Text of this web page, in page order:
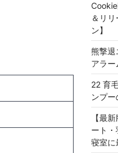
＆リ
ン】
熊撃退
アラー
22 育
ンプ
【最
ート
寝室に